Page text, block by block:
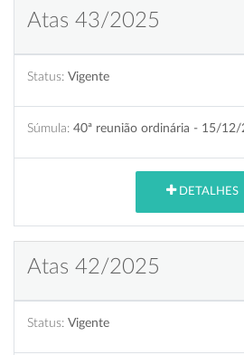
Atas 43/2025
Status: Vigente
Súmula: 40ª reunião ordinária - 15/12/
DETALHES
Atas 42/2025
Status: Vigente